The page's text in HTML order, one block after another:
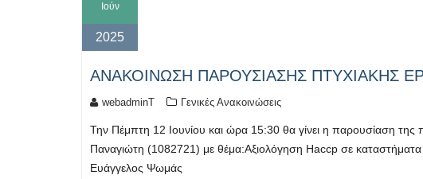
Ιούν
2025
ΑΝΑΚΟΙΝΩΣΗ ΠΑΡΟΥΣΙΑΣΗΣ ΠΤΥΧΙΑΚΗΣ
webadminT Γενικές Ανακοινώσεις
Την Πέμπτη 12 Ιουνίου και ώρα 15:30 θα γίνει η παρουσίαση
Παναγιώτη (1082721) με θέμα:Αξιολόγηση Haccp σε
Ευάγγελος Ψωμάς